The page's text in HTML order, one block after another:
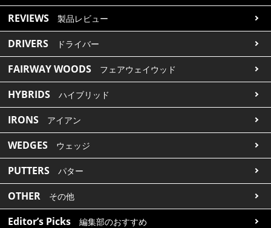
REVIEWS 製品レビュー
DRIVERS ドライバー
FAIRWAY WOODS フェアウェイウッド
HYBRIDS ハイブリッド
IRONS アイアン
WEDGES ウェッジ
PUTTERS パター
OTHER その他
Editor’s Picks 編集部のおすすめ